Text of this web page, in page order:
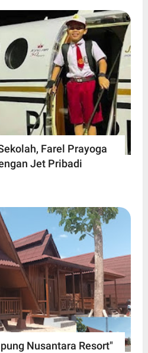
Farel Prayoga
Jet Pribadi
Nusantara Resort"